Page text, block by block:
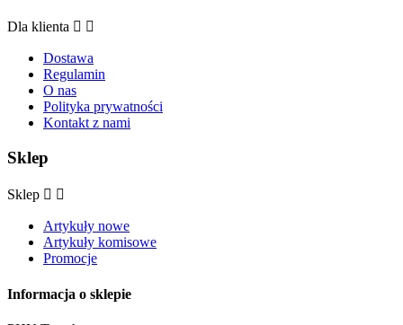
Dla klienta  
Dostawa
Regulamin
O nas
Polityka prywatności
Kontakt z nami
Sklep
Sklep  
Artykuły nowe
Artykuły komisowe
Promocje
Informacja o sklepie